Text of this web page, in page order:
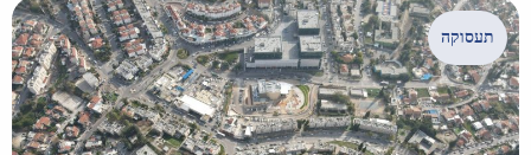
תעסוקה